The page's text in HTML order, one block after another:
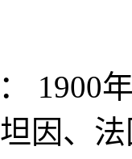
： 1900
因、